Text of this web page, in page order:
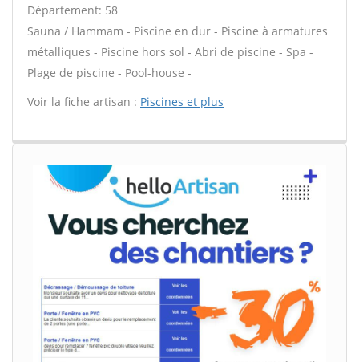
Département: 58
Sauna / Hammam - Piscine en dur - Piscine à armatures
métalliques - Piscine hors sol - Abri de piscine - Spa -
Plage de piscine - Pool-house -
Voir la fiche artisan : Piscines et plus